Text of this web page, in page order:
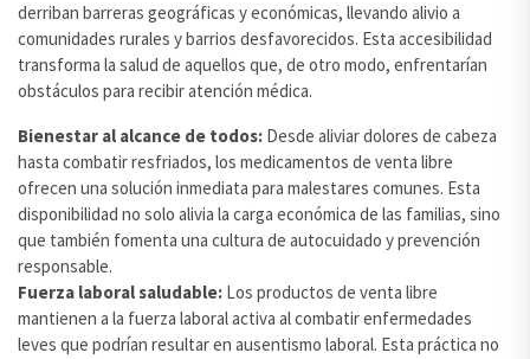
derriban barreras geográficas y económicas, llevando alivio a
comunidades rurales y barrios desfavorecidos. Esta accesibilidad
transforma la salud de aquellos que, de otro modo, enfrentarían
obstáculos para recibir atención médica.
Bienestar al alcance de todos: Desde aliviar dolores de cabeza
hasta combatir resfriados, los medicamentos de venta libre
ofrecen una solución inmediata para malestares comunes. Esta
disponibilidad no solo alivia la carga económica de las familias, sino
que también fomenta una cultura de autocuidado y prevención
responsable.
Fuerza laboral saludable: Los productos de venta libre
mantienen a la fuerza laboral activa al combatir enfermedades
leves que podrían resultar en ausentismo laboral. Esta práctica no